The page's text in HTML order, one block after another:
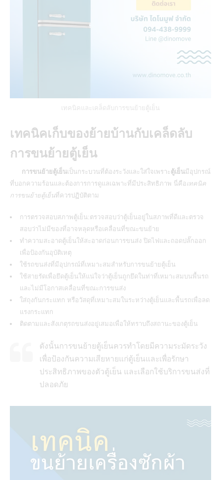
เทคนิคและเคล็ดลับการขนย้ายตู้เย็น
เทคนิคเก็บของย้ายบ้านกับเคล็ดลับ
การขนย้ายตู้เย็น
การขนย้ายตู้เย็นเป็นกระบวนที่ต้องระวังและใส่ใจเพราะตู้เย็นมีอุปกรณ์
ที่บอกความร้อนและต้องการการดูแลเฉพาะที่มีประสิทธิภาพ นี่คือ เทคนิค
การขนย้ายตู้เย็นที่ควรปฏิบัติตาม
การตรวจสอบสภาพตู้เย็น:ตรวจสอบว่าตู้เย็นอยู่ในสภาพที่ดีและตรวจ
สอบว่าไม่มีของที่อาจหลุดหรือเคลื่อนที่ขณะขนย้าย
ทำความสะอาดตู้เย็นให้สะอาดก่อนการขนส่ง ปิดไฟและถอดปลั๊กออก
เพื่อป้องกันอุบัติเหตุ
ใช้รถขนส่งที่มีอุปกรณ์ที่เหมาะสมสำหรับการขนย้ายตู้เย็น
ใช้สายรัดเพื่อยึดตู้เย็นให้แน่ใจว่าตู้เย็นถูกยึดในท่าที่เหมาะสมบนพื้นรถ
และไม่มีโอกาสเคลื่อนที่ขณะการขนส่ง
ใส่ถุงกันกระแทก หรือวัสดุที่เหมาะสมในระหว่างตู้เย็นและพื้นรถเพื่อลด
แรงกระแทก
ติดตามและสังเกตุรถขนส่งอยู่เสมอเพื่อให้ทราบถึงสถานะของตู้เย็น
ดังนั้นการขนย้ายตู้เย็นควรทำโดยมีความระมัดระวัง
เพื่อป้องกันความเสียหายแก่ตู้เย็นและเพื่อรักษา
ประสิทธิภาพของตัวตู้เย็น และเลือกใช้บริการขนส่งที่
ปลอดภัย